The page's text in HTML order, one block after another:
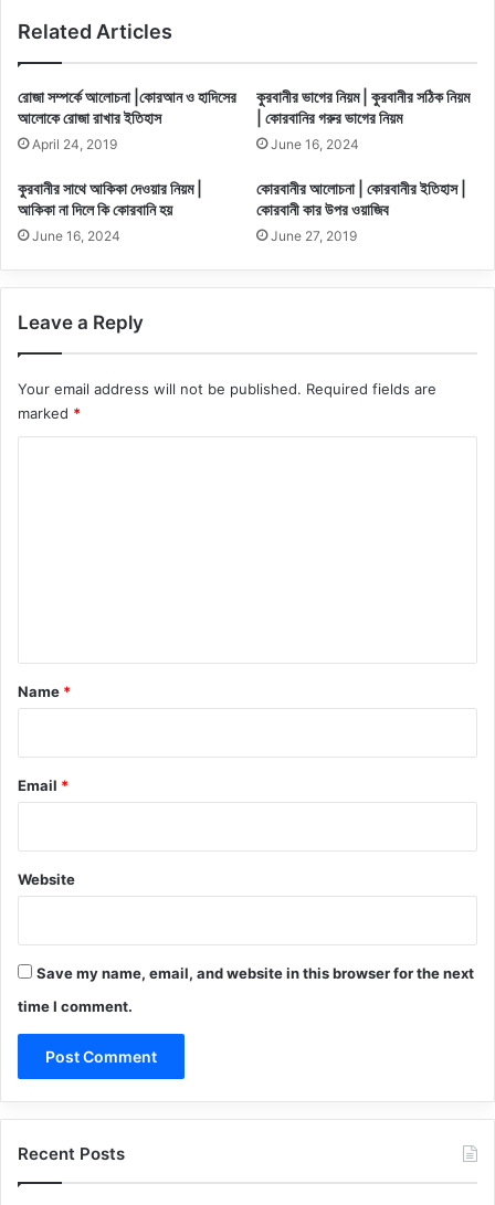
Related Articles
রোজা সম্পর্কে আলোচনা |কোরআন ও হাদিসের
আলোকে রোজা রাখার ইতিহাস
April 24, 2019
কুরবানীর ভাগের নিয়ম | কুরবানীর সঠিক নিয়ম
| কোরবানির গরুর ভাগের নিয়ম
June 16, 2024
কুরবানীর সাথে আকিকা দেওয়ার নিয়ম |
আকিকা না দিলে কি কোরবানি হয়
June 16, 2024
কোরবানীর আলোচনা | কোরবানীর ইতিহাস |
কোরবানী কার উপর ওয়াজিব
June 27, 2019
Leave a Reply
Your email address will not be published. Required fields are
marked *
*
Name *
Email *
Website
Save my name, email, and website in this browser for the next
time I comment.
Recent Posts